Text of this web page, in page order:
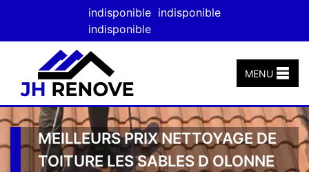
indisponible indisponible
indisponible
MENU
MEILLEURS PRIX NETTOYAGE DE
TOITURE LES SABLES D OLONNE